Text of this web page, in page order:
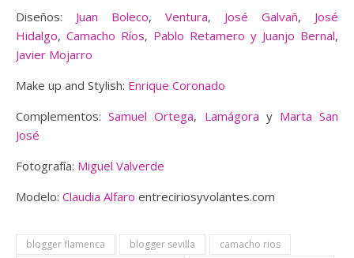
Diseños: Juan Boleco, Ventura, José Galvañ, José
Hidalgo, Camacho Ríos, Pablo Retamero y Juanjo Bernal,
Javier Mojarro
Make up and Stylish: Enrique Coronado
Complementos:Samuel Ortega, Lamágora y Marta San
José
Fotografía: Miguel Valverde
Modelo: Claudia Alfaro entreciriosyvolantes.com
blogger flamenca blogger sevilla
camacho rios